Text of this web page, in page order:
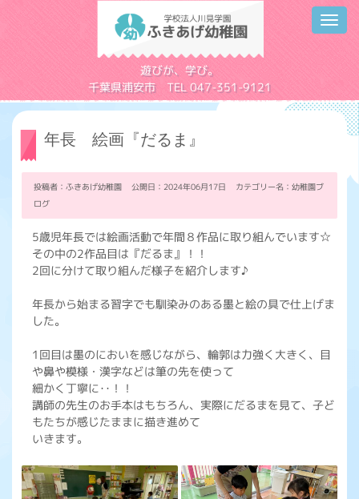
遊びが、学び。
千葉県浦安市 TEL 047-351-9121
年長 絵画『だるま』
投稿者：ふきあげ幼稚園 公開日：2024年06月17日 カテゴリー名： 幼稚園ブ
ログ
5歳児年長では絵画活動で年間８作品に取り組んでいます☆
その中の2作品目は『だるま』！！
2回に分けて取り組んだ様子を紹介します♪
年長から始まる習字でも馴染みのある墨と絵の具で仕上げま
した。
1回目は墨のにおいを感じながら、輪郭は力強く大きく、目
や鼻や模様・漢字などは筆の先を使って
細かく丁寧に･･！！
講師の先生のお手本はもちろん、実際にだるまを見て、子ど
もたちが感じたままに描き進めて
いきます。